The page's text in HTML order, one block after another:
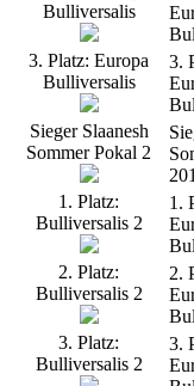
Bulliversalis
3. Platz: Europa
Bulliversalis
3.
Sieger Slaanesh
Sommer Pokal 2
1. Platz:
Bulliversalis 2
1.
2. Platz:
Bulliversalis 2
2.
3. Platz:
Bulliversalis 2
3.